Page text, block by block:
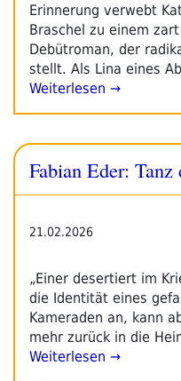
Erinnerung verwebt
Braschel zu einem
Debütroman, der
stellt. Als Lina eines
Weiterlesen →
Fabian Eder: Tanz
21.02.2026
„Einer desertiert im
die Identität eines
Kameraden an, kann
mehr zurück in die
Weiterlesen →